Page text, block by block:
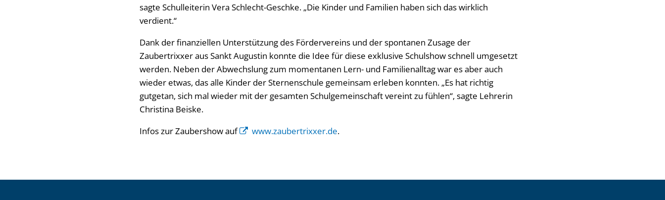
sagte Schulleiterin Vera Schlecht-Geschke. „Die Kinder und Familien haben sich das wirklich
verdient.“
Dank der finanziellen Unterstützung des Fördervereins und der spontanen Zusage der
Zaubertrixxer aus Sankt Augustin konnte die Idee für diese exklusive Schulshow schnell umgesetzt
werden. Neben der Abwechslung zum momentanen Lern- und Familienalltag war es aber auch
wieder etwas, das alle Kinder der Sternenschule gemeinsam erleben konnten. „Es hat richtig
gutgetan, sich mal wieder mit der gesamten Schulgemeinschaft vereint zu fühlen“, sagte Lehrerin
Christina Beiske.
Infos zur Zaubershow auf
www.zaubertrixxer.de.